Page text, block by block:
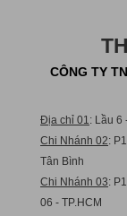
CÔNG TY
Địa chỉ 01 : Lầu 6
Chi Nhánh 02:
Tân Bình
Chi Nhánh 03:
06 - TP.HCM